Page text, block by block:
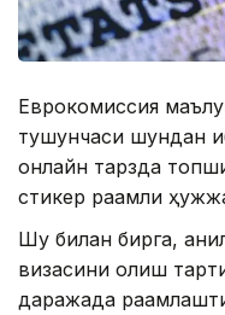
Еврокомиссия
тушунчаси шундан
онлайн тарзда
стикер рақамли
Шу билан бирга,
визасини олиш
даражада